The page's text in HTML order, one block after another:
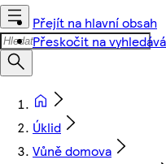
Přejít na hlavní obsah
Přeskočit na
Úklid
Vůně domova